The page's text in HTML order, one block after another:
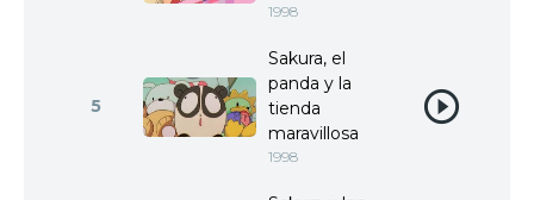
1998
5
Sakura, el
panda y la
tienda
maravillosa
1998